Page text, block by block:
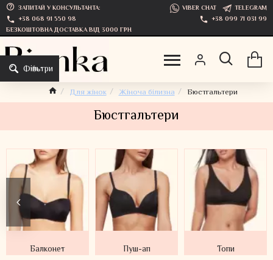
Фільтри
ЗАПИТАЙ У КОНСУЛЬТАНТА: VIBER CHAT
TELEGRAM
+38 068 91 550 98
+38 099 71 031 99
БЕЗКОШТОВНА ДОСТАВКА ВІД 3000 ГРН
Для жінок Жіноча білизна Бюстгальтери
Бюстгальтери
Балконет Пуш-ап Топи